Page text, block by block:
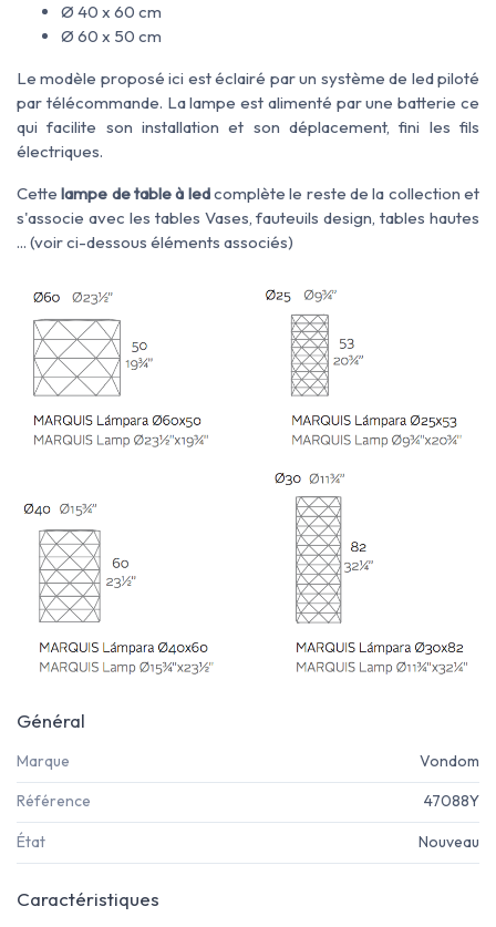
Ø 40 x 60 cm
Ø 60 x 50 cm
Le modèle proposé ici est éclairé par un système de led piloté
par télécommande. La lampe est alimenté par une batterie ce
qui facilite son installation et son déplacement, fini les fils
électriques.
Cettelampe de table à ledcomplète le reste de la collection et
s'associe avec les tables Vases, fauteuils design, tables hautes
... (voir ci-dessous éléments associés)
Général
Marque Vondom
Référence 47088Y
État Nouveau
Caractéristiques